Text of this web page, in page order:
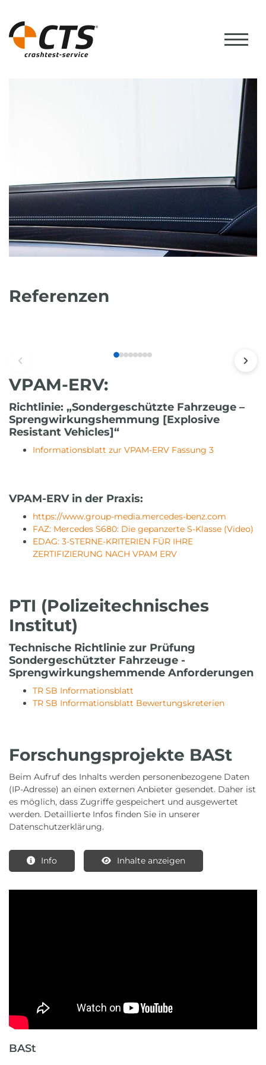
Referenzen
VPAM-ERV:
Richtlinie: „Sondergeschützte Fahrzeuge –
Sprengwirkungshemmung [Explosive
Resistant Vehicles]“
Informationsblatt zur VPAM-ERV Fassung 3
VPAM-ERV in der Praxis:
https://www.group-media.mercedes-benz.com
FAZ: Mercedes S680: Die gepanzerte S-Klasse (Video)
EDAG: 3-STERNE-KRITERIEN FÜR IHRE
ZERTIFIZIERUNG NACH VPAM ERV
PTI (Polizeitechnisches
Institut)
Technische Richtlinie zur Prüfung
Sondergeschützter Fahrzeuge -
Sprengwirkungshemmende Anforderungen
TR SB Informationsblatt
TR SB Informationsblatt Bewertungskreterien
Forschungsprojekte BASt
Beim Aufruf des Inhalts werden personenbezogene Daten
(IP-Adresse) an einen externen Anbieter gesendet. Daher ist
es möglich, dass Zugriffe gespeichert und ausgewertet
werden. Detaillierte Infos finden Sie in unserer
Datenschutzerklärung.
Info Inhalte anzeigen
BASt